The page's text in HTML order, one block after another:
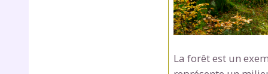
La forêt est un